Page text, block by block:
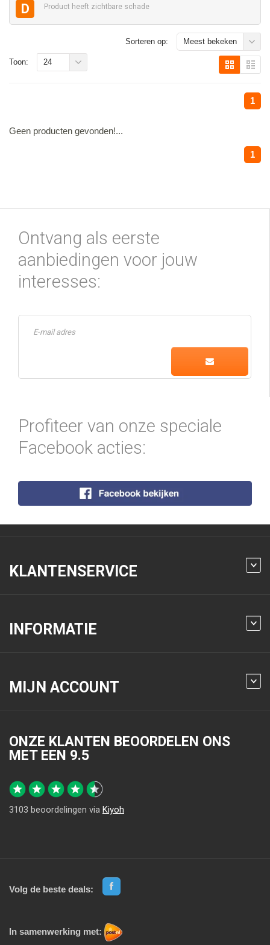
D Product heeft zichtbare schade
Sorteren op: Meest bekeken
1
Toon: 24
Geen producten gevonden!...
1
Ontvang als eerste
aanbiedingen voor jouw
interesses:
Profiteer van onze speciale
Facebook acties:
KLANTENSERVICE
INFORMATIE
MIJN ACCOUNT
ONZE KLANTEN BEOORDELEN ONS
MET EEN 9.5
3103 beoordelingen via Kiyoh
Volg de beste deals:
In samenwerking met: